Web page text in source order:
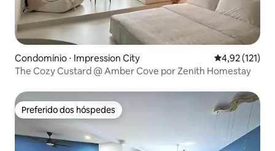
Condomínio ⋅ Impression City 4,92 de uma
4,92 (121)
The Cozy Custard @ Amber Cove por Zenith Homestay
Preferido dos hóspedes
Preferido dos hóspedes